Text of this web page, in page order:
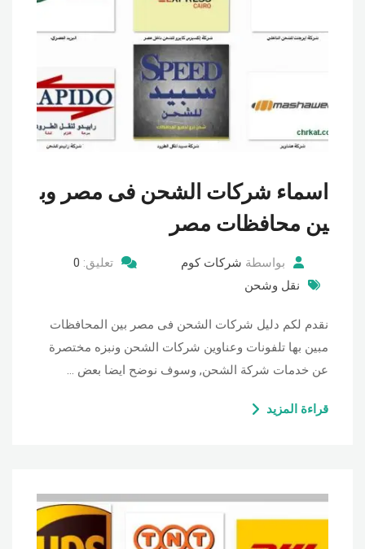
اسماء شركات الشحن فى مصر وب
ين محافظات مصر
بواسطة شركات كوم تعليق: 0
نقل وشحن
نقدم لكم دليل شركات الشحن فى مصر بين المحافظات
مبين بها تلفونات وعناوين شركات الشحن ونبزه مختصرة
عن خدمات شركة الشحن, وسوف نوضح ايضا بعض …
قراءة المزيد